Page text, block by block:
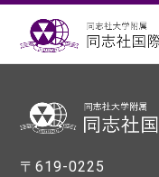
〒619-0225